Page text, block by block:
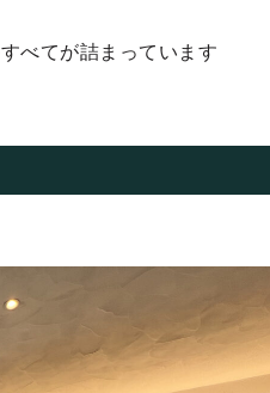
べてが詰まっています